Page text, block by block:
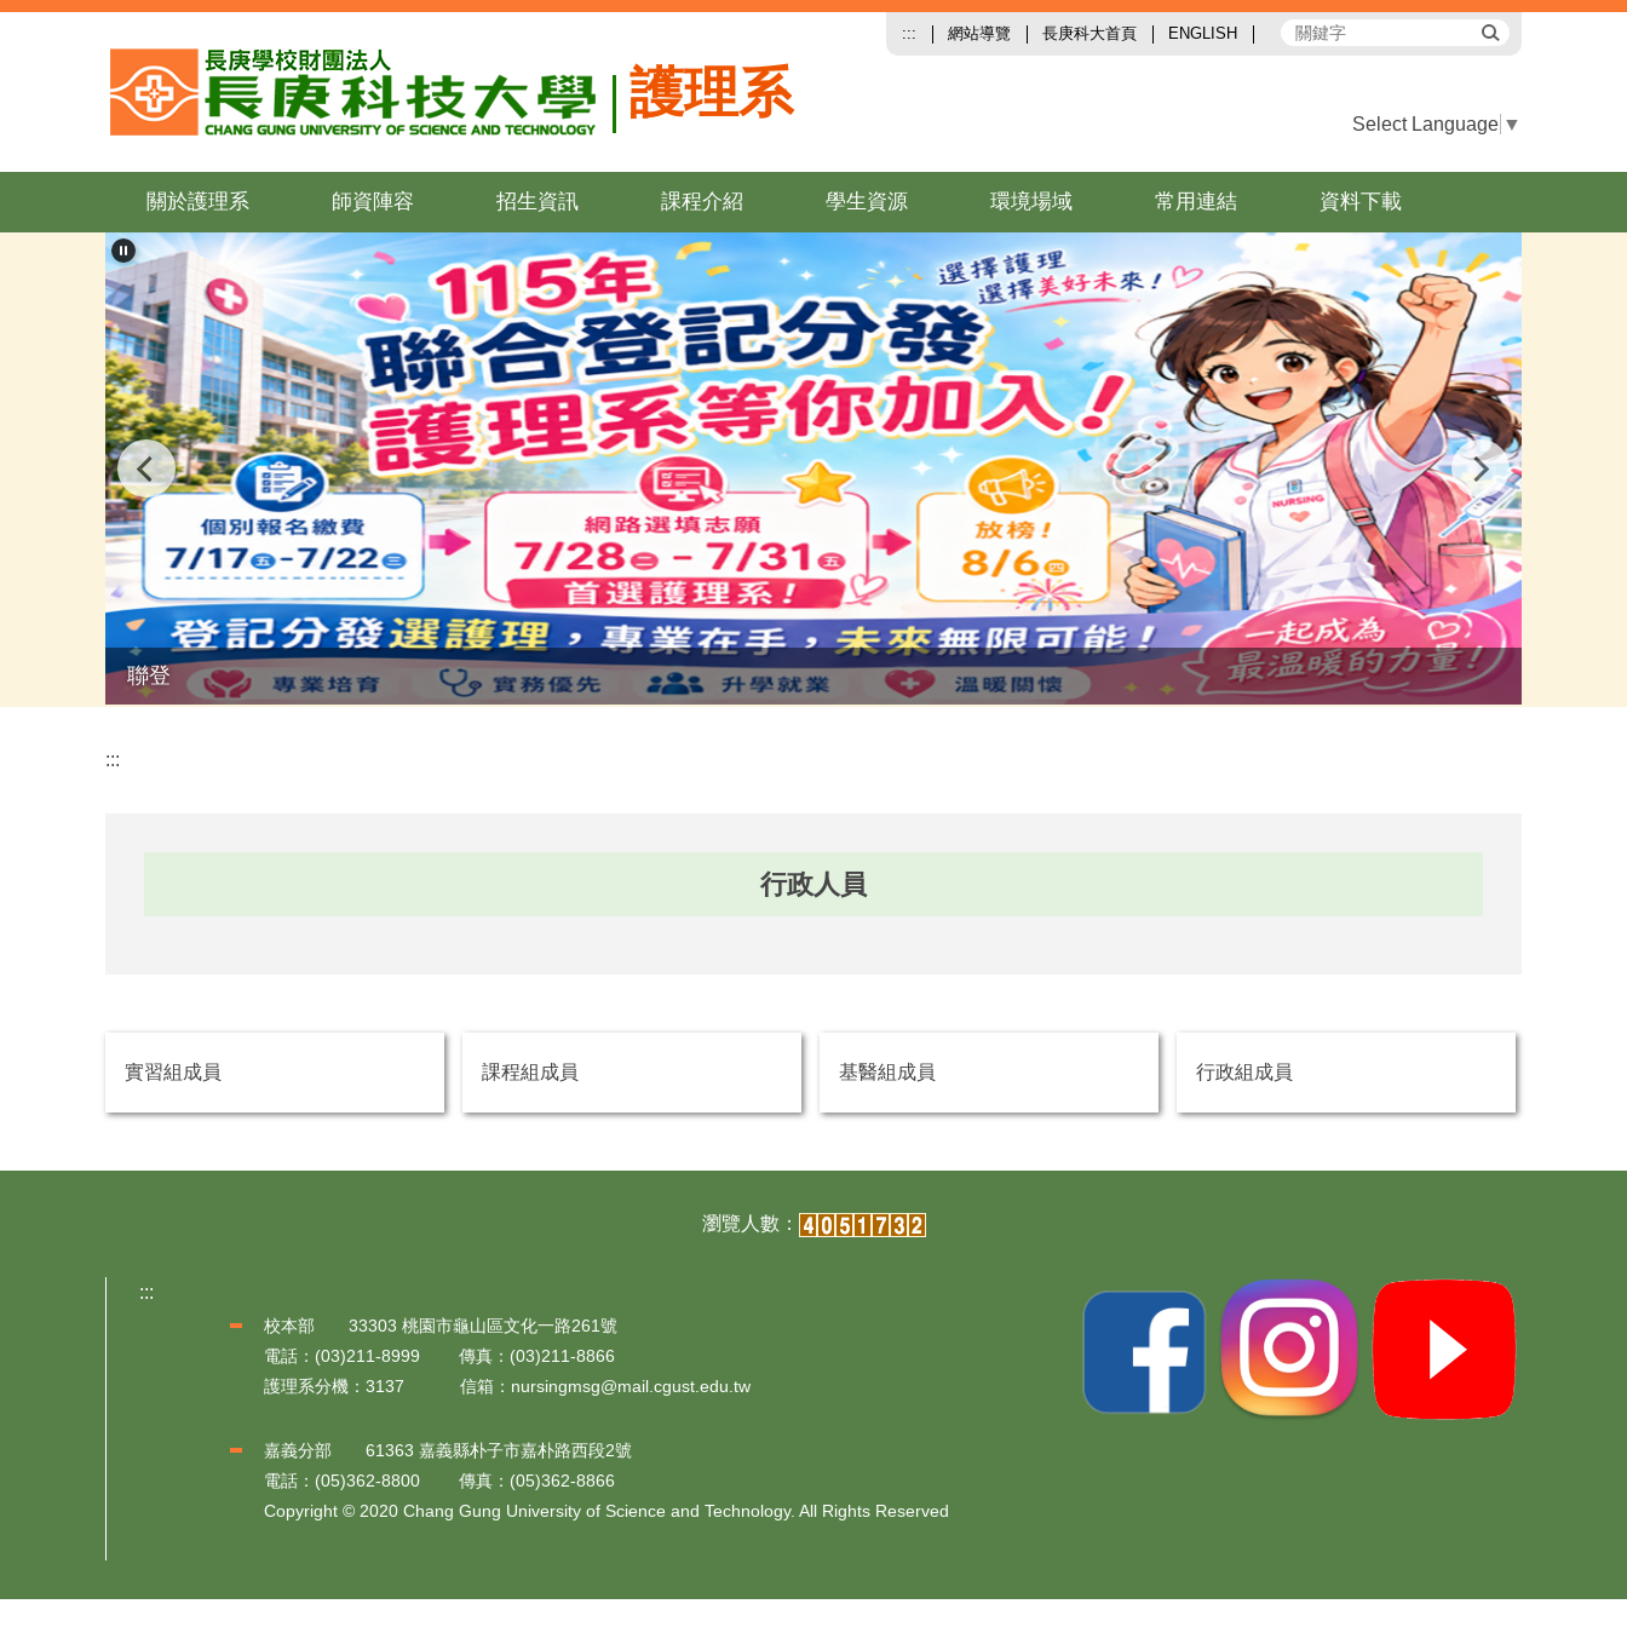
跳
護理系
::: 網站導覽 長庚科大首頁 ENGLISH
Select Language ▼
關於護理系 師資陣容 招生資訊 課程介紹 學生資源 環境場域 常用連結 資料下載
聯登
:::
行政人員
實習組成員 課程組成員 基醫組成員 行政組成員
:::
校本部 33303 桃園市龜山區文化一路261號
電話：(03)211-8999 傳真：(03)211-8866
護理系分機：3137 信箱：nursingmsg@mail.cgust.edu.tw
嘉義分部 61363 嘉義縣朴子市嘉朴路西段2號
電話：(05)362-8800 傳真：(05)362-8866
Copyright © 2020 Chang Gung University of Science and Technology. All Rights Reserved